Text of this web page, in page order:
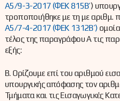
Α5/9-3-2017 (ΦΕΚ 815Β’)
τροποποιήθηκε με τη με αριθμ.
Α5/7-4-2017 (ΦΕΚ 1312Β’)
τέλος της παραγράφου Α τις
εξής:
Β. Ορίζουμε επί του αριθμού
υπουργικής απόφασης τον
Τμήματα και τις Εισαγωγικές